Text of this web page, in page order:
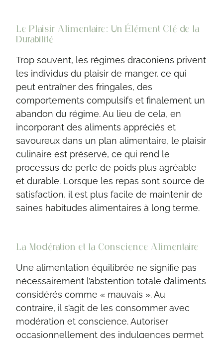
Le Plaisir Alimentaire: Un Élément Clé de la
Durabilité
Trop souvent, les régimes draconiens privent
les individus du plaisir de manger, ce qui
peut entraîner des fringales, des
comportements compulsifs et finalement un
abandon du régime. Au lieu de cela, en
incorporant des aliments appréciés et
savoureux dans un plan alimentaire, le plaisir
culinaire est préservé, ce qui rend le
processus de perte de poids plus agréable
et durable. Lorsque les repas sont source de
satisfaction, il est plus facile de maintenir de
saines habitudes alimentaires à long terme.
La Modération et la Conscience Alimentaire
Une alimentation équilibrée ne signifie pas
nécessairement l’abstention totale d’aliments
considérés comme « mauvais ». Au
contraire, il s’agit de les consommer avec
modération et conscience. Autoriser
occasionnellement des indulgences permet